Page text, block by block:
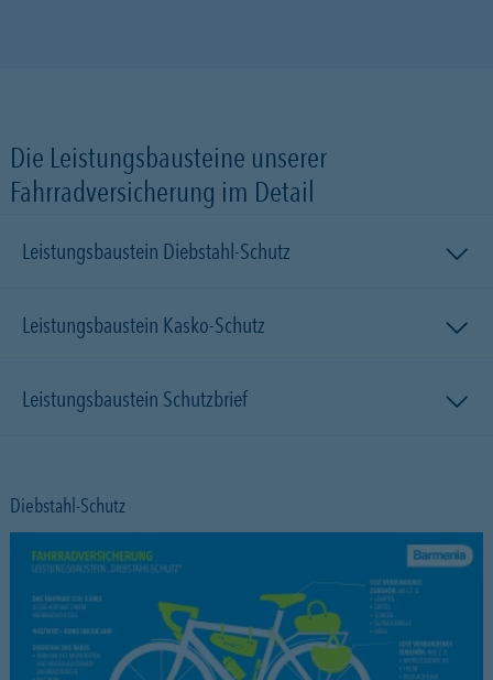
Die Leistungsbausteine unserer
Fahrradversicherung im Detail
Leistungsbaustein Diebstahl-Schutz
Leistungsbaustein Kasko-Schutz
Leistungsbaustein Schutzbrief
Diebstahl-Schutz